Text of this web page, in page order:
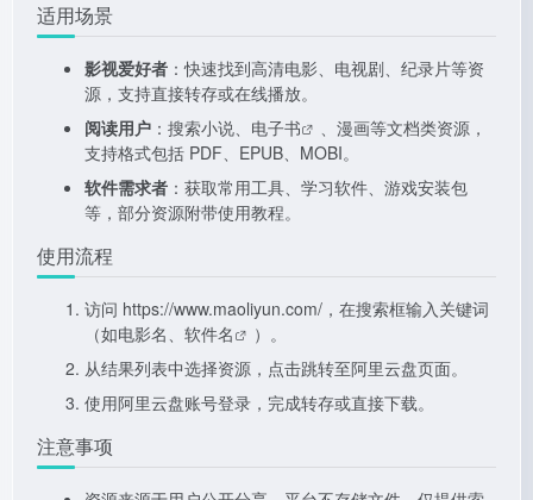
适用场景
影视爱好者 ：快速找到高清电影、电视剧、纪录片等资
源，支持直接转存或在线播放。
阅读用户 ：搜索小说、 电子书
、漫画等文档类资源，
支持格式包括 PDF、EPUB、MOBI。
软件需求者 ：获取常用工具、学习软件、游戏安装包
等，部分资源附带使用教程。
使用流程
访问 https://www.maoliyun.com/，在搜索框输入关键词
（如电影名、软件名
）。
从结果列表中选择资源，点击跳转至阿里云盘页面。
使用阿里云盘账号登录，完成转存或直接下载。
注意事项